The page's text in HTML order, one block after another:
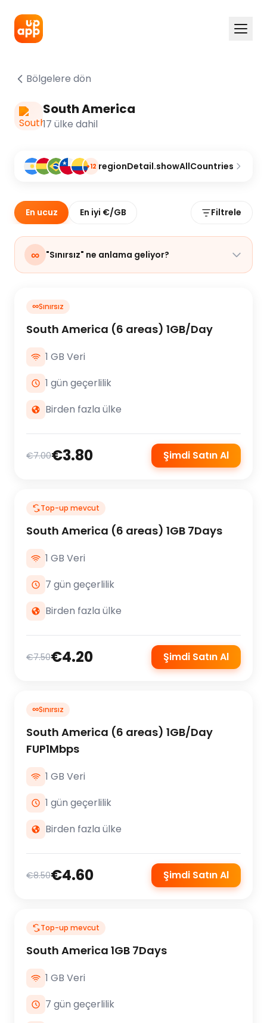
Bölgelere dön
South America
17 ülke dahil
+12 regionDetail.showAllCountries
En ucuz En iyi €/GB Filtrele
∞ "Sınırsız" ne anlama geliyor?
∞Sınırsız
South America (6 areas) 1GB/Day
1 GB Veri
1 gün geçerlilik
Birden fazla ülke
€7.00€3.80 Şimdi Satın Al
Top-up mevcut
South America (6 areas) 1GB 7Days
1 GB Veri
7 gün geçerlilik
Birden fazla ülke
€7.50€4.20 Şimdi Satın Al
∞Sınırsız
South America (6 areas) 1GB/Day
FUP1Mbps
1 GB Veri
1 gün geçerlilik
Birden fazla ülke
€8.50€4.60 Şimdi Satın Al
Top-up mevcut
South America 1GB 7Days
1 GB Veri
7 gün geçerlilik